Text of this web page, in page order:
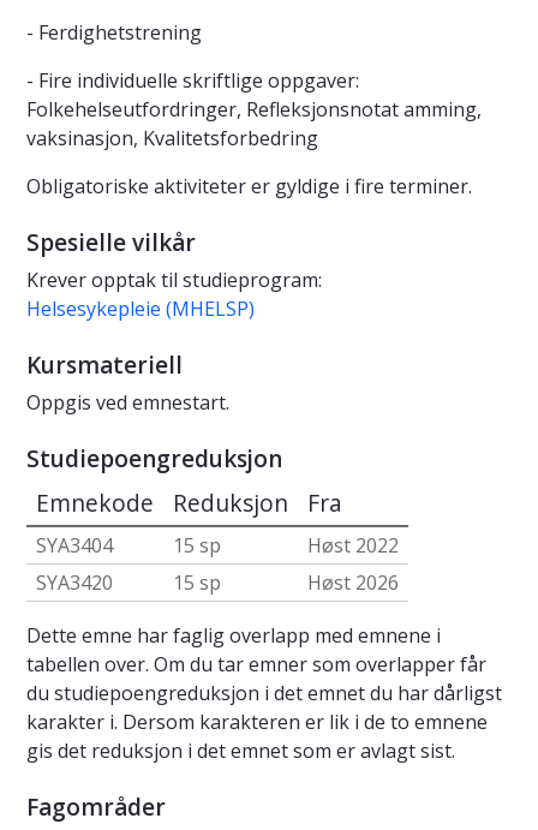
- Ferdighetstrening
- Fire individuelle skriftlige oppgaver:
Folkehelseutfordringer, Refleksjonsnotat amming,
vaksinasjon, Kvalitetsforbedring
Obligatoriske aktiviteter er gyldige i fire terminer.
Spesielle vilkår
Krever opptak til studieprogram:
Helsesykepleie (MHELSP)
Kursmateriell
Oppgis ved emnestart.
Studiepoengreduksjon
Emnekode Reduksjon Fra
SYA3404 15 sp
Høst 2022
SYA3420
15 sp
Høst 2026
Dette emne har faglig overlapp med emnene i
tabellen over. Om du tar emner som overlapper får
du studiepoengreduksjon i det emnet du har dårligst
karakter i. Dersom karakteren er lik i de to emnene
gis det reduksjon i det emnet som er avlagt sist.
Fagområder